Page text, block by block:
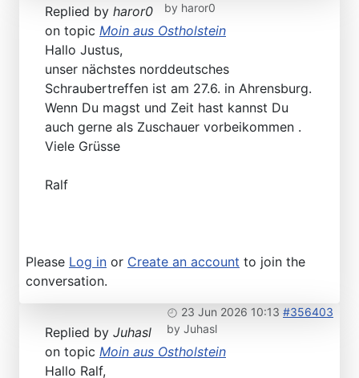
by haror0
Replied by haror0
on topic Moin aus Ostholstein
Hallo Justus,
unser nächstes norddeutsches
Schraubertreffen ist am 27.6. in Ahrensburg.
Wenn Du magst und Zeit hast kannst Du
auch gerne als Zuschauer vorbeikommen .
Viele Grüsse
Ralf
Please Log in or Create an account to join the
conversation.
23 Jun 2026 10:13 #356403
by Juhasl
Replied by Juhasl
on topic Moin aus Ostholstein
Hallo Ralf,